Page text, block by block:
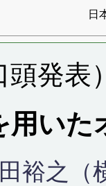
日
頭発表
用い
裕之（